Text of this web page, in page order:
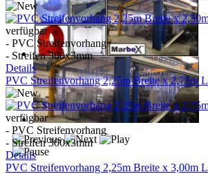
verfügbar
- PVC Streifenvorhang
- Streifen 300x3mm
Details
PVC Streifenvorhang 2,25m Breite x 2,75m
verfügbar
- PVC Streifenvorhang
- Streifen 300x3mm
Details
PVC Streifenvorhang 2,25m Breite x 3,00m